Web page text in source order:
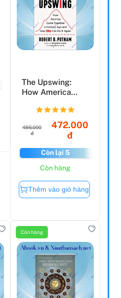
The Upswing:
How America
Century A...
486.000
đ
472.000
đ
Còn lại 5
Còn hàng
Thêm vào giỏ hàng
Còn hàng